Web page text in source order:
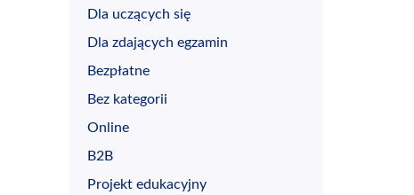
Dla uczących się
Dla zdających egzamin
Bezpłatne
Bez kategorii
Online
B2B
Projekt edukacyjny